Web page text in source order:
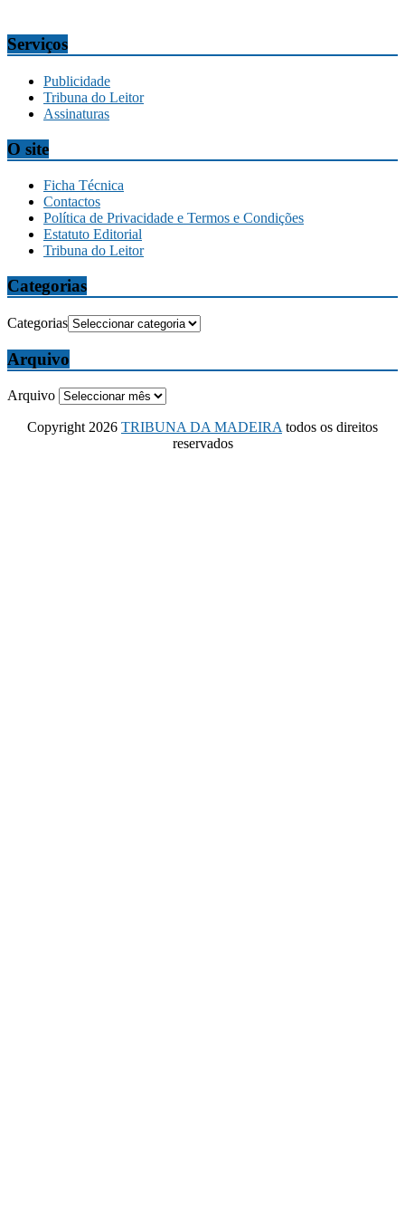
Serviços
Publicidade
Tribuna do Leitor
Assinaturas
O site
Ficha Técnica
Contactos
Política de Privacidade e Termos e Condições
Estatuto Editorial
Tribuna do Leitor
Categorias
Categorias
Arquivo
Arquivo
Copyright 2026 TRIBUNA DA MADEIRA todos os direitos
reservados